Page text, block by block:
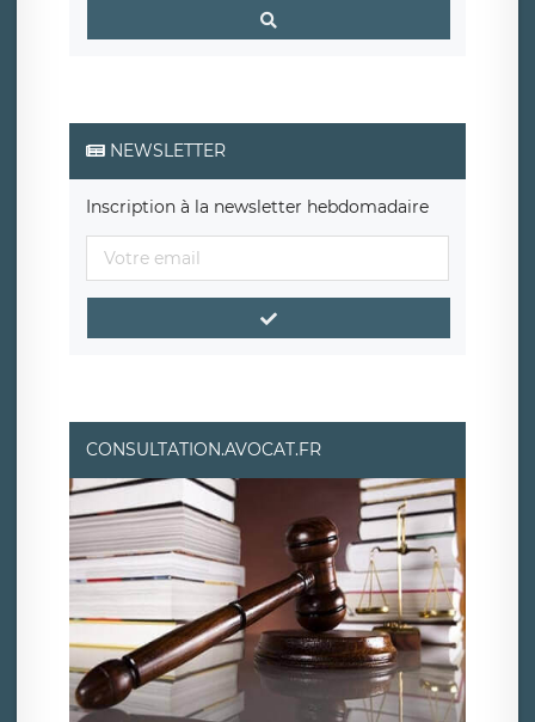
NEWSLETTER
Inscription à la newsletter hebdomadaire
CONSULTATION.AVOCAT.FR